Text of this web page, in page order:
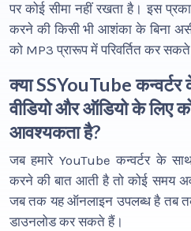
पर कोई सीमा नहीं रखता है। इस
करने की किसी भी आशंका के बिना
को MP3 प्रारूप में परिवर्तित कर
क्या SSYouTube
वीडियो और ऑडियो के लिए
आवश्यकता है?
जब हमारे YouTube कन्वर्टर के
करने की बात आती है तो कोई समय
जब तक यह ऑनलाइन उपलब्ध है तब
डाउनलोड कर सकते हैं।